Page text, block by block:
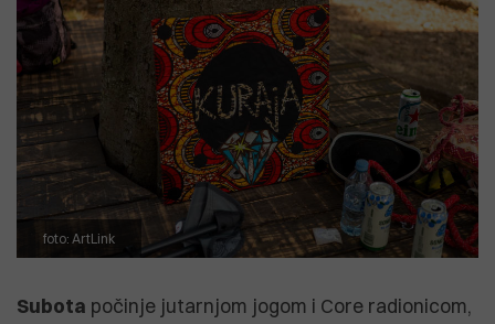
foto: ArtLink
Subota počinje jutarnjom jogom i Core radionicom,